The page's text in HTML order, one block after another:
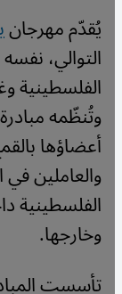
يُقدّم مهرجان
التوالي،
الفلسطينية
وتُنظّمه
أعضاؤها
والعاملين
الفلسطينية
وخارجها.